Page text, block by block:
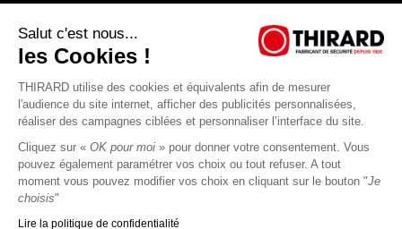
Salut c'est nous...
les Cookies !
THIRARD utilise des cookies et équivalents afin de mesurer
l'audience du site internet, afficher des publicités personnalisées,
réaliser des campagnes ciblées et personnaliser l’interface du site.
Cliquez sur « OK pour moi » pour donner votre consentement. Vous
pouvez également paramétrer vos choix ou tout refuser. A tout
moment vous pouvez modifier vos choix en cliquant sur le bouton "Je
choisis"
Lire la politique de confidentialité